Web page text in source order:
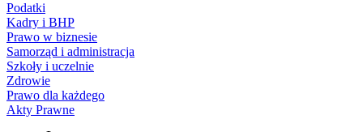
Podatki
Kadry i BHP
Prawo w biznesie
Samorząd i administracja
Szkoły i uczelnie
Zdrowie
Prawo dla każdego
Akty Prawne